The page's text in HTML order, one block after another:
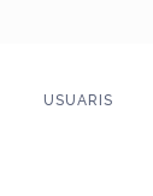
USUARIS